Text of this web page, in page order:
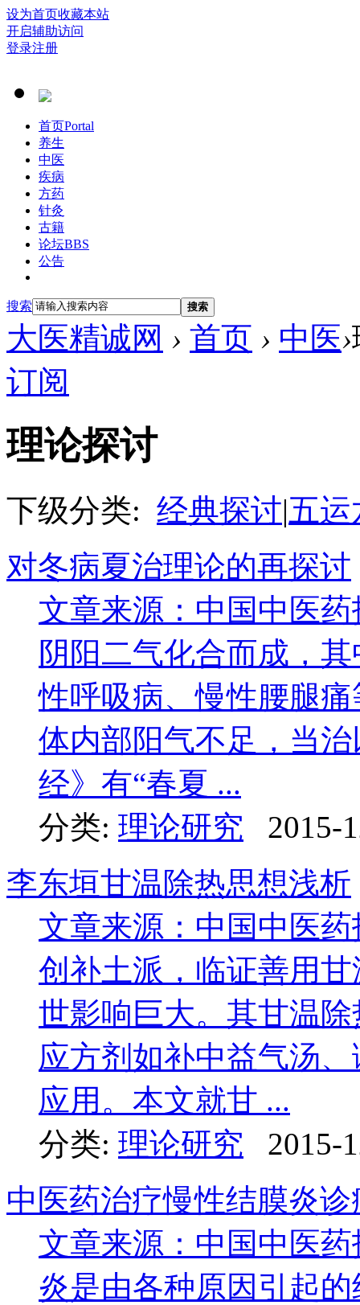
设为首页收藏本站
开启辅助访问
登录注册
首页Portal
养生
中医
疾病
方药
针灸
古籍
论坛BBS
公告
搜索 搜索
大医精诚网 › 首页 › 中医›
订阅
理论探讨
下级分类: 经典探讨|五运
对冬病夏治理论的再探讨
文章来源：中国中医
阴阳二气化合而成，
性呼吸病、慢性腰腿
体内部阳气不足，当
经》有“春夏 ...
分类: 理论研究
2015-
李东垣甘温除热思想浅析
文章来源：中国中医
创补土派，临证善用
世影响巨大。其甘温
应方剂如补中益气汤
应用。本文就甘 ...
分类: 理论研究
2015-
中医药治疗慢性结膜炎诊
文章来源：中国中医
炎是由各种原因引起